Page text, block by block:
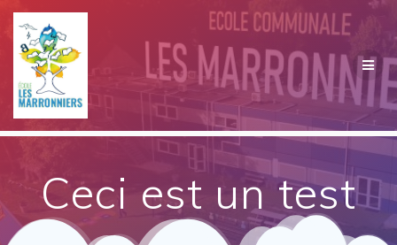
Passer
au
contenu
Ceci est un test